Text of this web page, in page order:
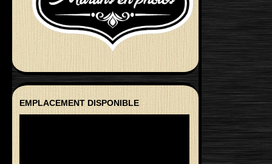
EMPLACEMENT DISPONIBLE